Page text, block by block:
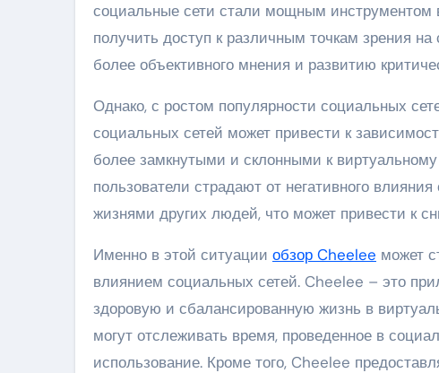
социальные сети стали мощным инструментом
получить доступ к различным точкам зрения
более объективного мнения и развитию
Однако, с ростом популярности социальных
социальных сетей может привести к
более замкнутыми и склонными к
пользователи страдают от негативного
жизнями других людей, что может привести к
Именно в этой ситуации обзор Cheelee может
влиянием социальных сетей. Cheelee – это
здоровую и сбалансированную жизнь в
могут отслеживать время, проведенное в
использование. Кроме того, Cheelee